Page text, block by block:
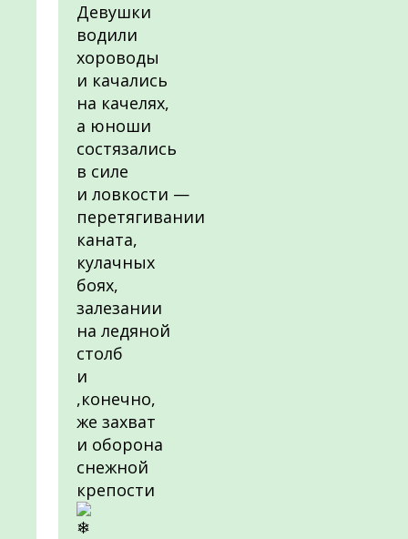
Девушки
водили
хороводы
и качались
на качелях,
а юноши
состязались
в силе
и ловкости —
перетягивании
каната,
кулачных
боях,
залезании
на ледяной
столб
и
,конечно,
же захват
и оборона
снежной
крепости